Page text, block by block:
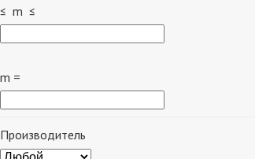
≤ m ≤
m =
Производитель